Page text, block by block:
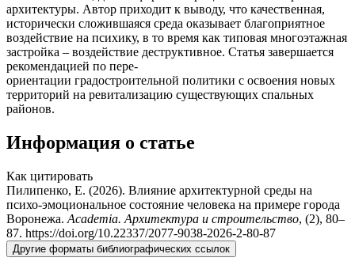
архитектуры. Автор приходит к выводу, что качественная,
исторически сложившаяся среда оказывает благоприятное
воздействие на психику, в то время как типовая многоэтажная
застройка – воздействие деструктивное. Статья завершается
рекомендацией по пере-
ориентации градостроительной политики с освоения новых
территорий на ревитализацию существующих спальных
районов.
Информация о статье
Как цитировать
Пилипенко, Е. (2026). Влияние архитектурной среды на
психо-эмоциональное состояние человека на примере города
Воронежа. Academia. Архитектура и строительство, (2), 80–
87. https://doi.org/10.22337/2077-9038-2026-2-80-87
Другие форматы библиографических ссылок